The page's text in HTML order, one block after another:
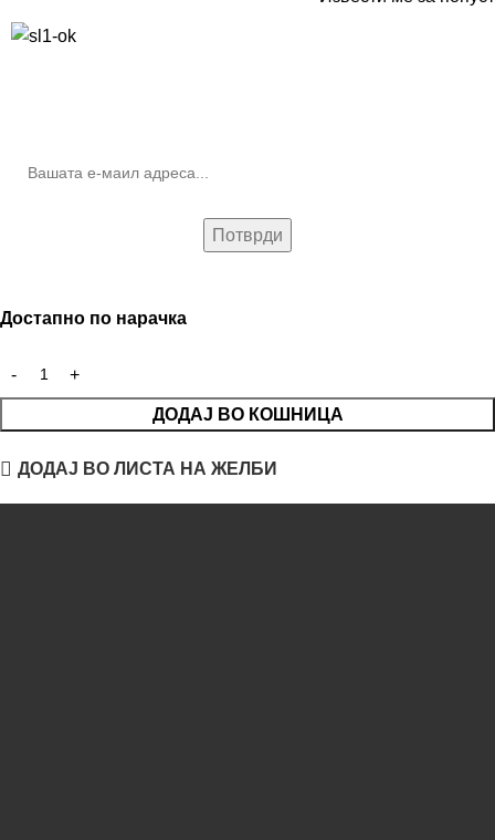
Достапно по нарачка
ДОДАЈ ВО КОШНИЦА
ДОДАЈ ВО ЛИСТА НА ЖЕЛБИ